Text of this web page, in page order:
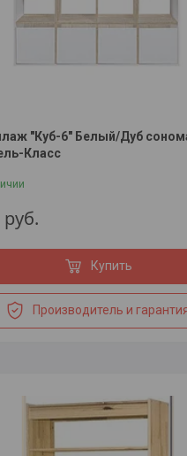
"Куб-6" Белый/Дуб
Класс
руб.
Купить
Производитель и